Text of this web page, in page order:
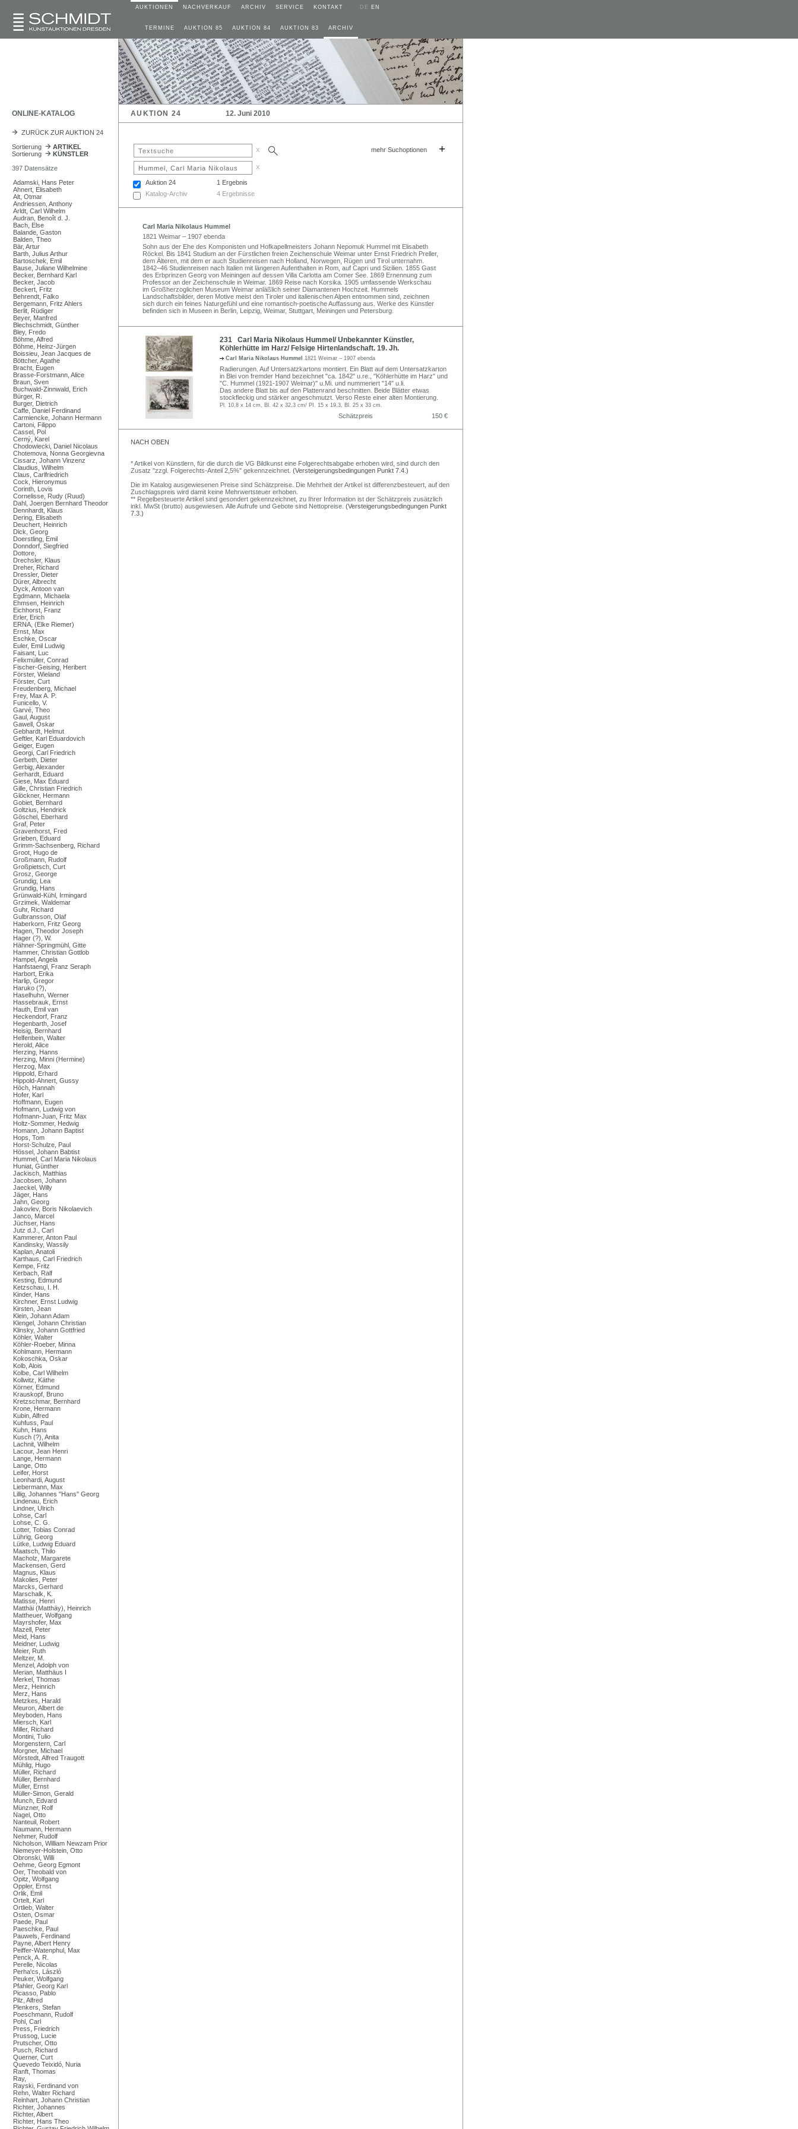
AUKTIONEN NACHVERKAUF ARCHIV SERVICE KONTAKT DE EN
TERMINE AUKTION 85 AUKTION 84 AUKTION 83 ARCHIV
ONLINE-KATALOG AUKTION 24 12. Juni 2010
ZURÜCK ZUR AUKTION 24
Sortierung
ARTIKEL
Sortierung
KÜNSTLER
397 Datensätze
Adamski, Hans Peter
Ahnert, Elisabeth
Alt, Otmar
Andriessen, Anthony
Arldt, Carl Wilhelm
Audran, Benoît d. J.
Bach, Else
Balande, Gaston
Balden, Theo
Bär, Artur
Barth, Julius Arthur
Bartoschek, Emil
Bause, Juliane Wilhelmine
Becker, Bernhard Karl
Becker, Jacob
Beckert, Fritz
Behrendt, Falko
Bergemann, Fritz Ahlers
Berlit, Rüdiger
Beyer, Manfred
Blechschmidt, Günther
Bley, Fredo
Böhme, Alfred
Böhme, Heinz-Jürgen
Boissieu, Jean Jacques de
Böttcher, Agathe
Bracht, Eugen
Brasse-Forstmann, Alice
Braun, Sven
Buchwald-Zinnwald, Erich
Bürger, R.
Burger, Dietrich
Caffe, Daniel Ferdinand
Carmiencke, Johann Hermann
Cartoni, Filippo
Cassel, Pol
Cerný, Karel
Chodowiecki, Daniel Nicolaus
Chotemova, Nonna Georgievna
Cissarz, Johann Vinzenz
Claudius, Wilhelm
Claus, Carlfriedrich
Cock, Hieronymus
Corinth, Lovis
Cornelisse, Rudy (Ruud)
Dahl, Joergen Bernhard Theodor
Dennhardt, Klaus
Dering, Elisabeth
Deuchert, Heinrich
Dick, Georg
Doerstling, Emil
Donndorf, Siegfried
Dottore,
Drechsler, Klaus
Dreher, Richard
Dressler, Dieter
Dürer, Albrecht
Dyck, Antoon van
Egdmann, Michaela
Ehmsen, Heinrich
Eichhorst, Franz
Erler, Erich
ERNA, (Elke Riemer)
Ernst, Max
Eschke, Oscar
Euler, Emil Ludwig
Faisant, Luc
Felixmüller, Conrad
Fischer-Geising, Heribert
Förster, Wieland
Förster, Curt
Freudenberg, Michael
Frey, Max A. P.
Funicello, V.
Garvé, Theo
Gaul, August
Gawell, Oskar
Gebhardt, Helmut
Geftler, Karl Eduardovich
Geiger, Eugen
Georgi, Carl Friedrich
Gerbeth, Dieter
Gerbig, Alexander
Gerhardt, Eduard
Giese, Max Eduard
Gille, Christian Friedrich
Glöckner, Hermann
Gobiet, Bernhard
Goltzius, Hendrick
Göschel, Eberhard
Graf, Peter
Gravenhorst, Fred
Grieben, Eduard
Grimm-Sachsenberg, Richard
Groot, Hugo de
Großmann, Rudolf
Großpietsch, Curt
Grosz, George
Grundig, Lea
Grundig, Hans
Grünwald-Kühl, Irmingard
Grzimek, Waldemar
Guhr, Richard
Gulbransson, Olaf
Haberkorn, Fritz Georg
Hagen, Theodor Joseph
Hager (?), W.
Hähner-Springmühl, Gitte
Hammer, Christian Gottlob
Hampel, Angela
Hanfstaengl, Franz Seraph
Harbort, Erika
Harlip, Gregor
Haruko (?),
Haselhuhn, Werner
Hassebrauk, Ernst
Hauth, Emil van
Heckendorf, Franz
Hegenbarth, Josef
Heisig, Bernhard
Helfenbein, Walter
Herold, Alice
Herzing, Hanns
Herzing, Minni (Hermine)
Herzog, Max
Hippold, Erhard
Hippold-Ahnert, Gussy
Höch, Hannah
Hofer, Karl
Hoffmann, Eugen
Hofmann, Ludwig von
Hofmann-Juan, Fritz Max
Holtz-Sommer, Hedwig
Homann, Johann Baptist
Hops, Tom
Horst-Schulze, Paul
Hössel, Johann Babtist
Hummel, Carl Maria Nikolaus
Huniat, Günther
Jackisch, Matthias
Jacobsen, Johann
Jaeckel, Willy
Jäger, Hans
Jahn, Georg
Jakovlev, Boris Nikolaevich
Janco, Marcel
Jüchser, Hans
Jutz d.J., Carl
Kammerer, Anton Paul
Kandinsky, Wassily
Kaplan, Anatoli
Karthaus, Carl Friedrich
Kempe, Fritz
Kerbach, Ralf
Kesting, Edmund
Ketzschau, I. H.
Kinder, Hans
Kirchner, Ernst Ludwig
Kirsten, Jean
Klein, Johann Adam
Klengel, Johann Christian
Klinsky, Johann Gottfried
Köhler, Walter
Köhler-Roeber, Minna
Kohlmann, Hermann
Kokoschka, Oskar
Kolb, Alois
Kolbe, Carl Wilhelm
Kollwitz, Käthe
Körner, Edmund
Krauskopf, Bruno
Kretzschmar, Bernhard
Krone, Hermann
Kubin, Alfred
Kuhfuss, Paul
Kuhn, Hans
Kusch (?), Anita
Lachnit, Wilhelm
Lacour, Jean Henri
Lange, Hermann
Lange, Otto
Leifer, Horst
Leonhardi, August
Liebermann, Max
Lillig, Johannes "Hans" Georg
Lindenau, Erich
Lindner, Ulrich
Lohse, Carl
Lohse, C. G.
Lotter, Tobias Conrad
Lührig, Georg
Lütke, Ludwig Eduard
Maatsch, Thilo
Macholz, Margarete
Mackensen, Gerd
Magnus, Klaus
Makolies, Peter
Marcks, Gerhard
Marschalk, K.
Matisse, Henri
Matthäi (Matthäy), Heinrich
Mattheuer, Wolfgang
Mayrshofer, Max
Mazell, Peter
Meid, Hans
Meidner, Ludwig
Meier, Ruth
Meltzer, M.
Menzel, Adolph von
Merian, Matthäus I
Merkel, Thomas
Merz, Heinrich
Merz, Hans
Metzkes, Harald
Meuron, Albert de
Meyboden, Hans
Miersch, Karl
Miller, Richard
Montini, Tulio
Morgenstern, Carl
Morgner, Michael
Mörstedt, Alfred Traugott
Mühlig, Hugo
Müller, Richard
Müller, Bernhard
Müller, Ernst
Müller-Simon, Gerald
Munch, Edvard
Münzner, Rolf
Nagel, Otto
Nanteuil, Robert
Naumann, Hermann
Nehmer, Rudolf
Nicholson, William Newzam Prior
Niemeyer-Holstein, Otto
Obronski, Willi
Oehme, Georg Egmont
Oer, Theobald von
Opitz, Wolfgang
Oppler, Ernst
Orlik, Emil
Ortelt, Karl
Ortlieb, Walter
Osten, Osmar
Paede, Paul
Paeschke, Paul
Pauwels, Ferdinand
Payne, Albert Henry
Peiffer-Watenphul, Max
Penck, A. R.
Perelle, Nicolas
Perha'cs, Lászlò
Peuker, Wolfgang
Pfahler, Georg Karl
Picasso, Pablo
Pilz, Alfred
Plenkers, Stefan
Poeschmann, Rudolf
Pohl, Carl
Press, Friedrich
Prussog, Lucie
Prutscher, Otto
Pusch, Richard
Querner, Curt
Quevedo Teixidó, Nuria
Ranft, Thomas
Ray,
Rayski, Ferdinand von
Rehn, Walter Richard
Reinhart, Johann Christian
Richter, Johannes
Richter, Albert
Richter, Hans Theo
x mehr Suchoptionen +
x
Auktion 24
1 Ergebnis
Katalog-Archiv
4 Ergebnisse
Carl Maria Nikolaus Hummel
1821 Weimar – 1907 ebenda
Sohn aus der Ehe des Komponisten und Hofkapellmeisters Johann Nepomuk Hummel mit Elisabeth
Röckel. Bis 1841 Studium an der Fürstlichen freien Zeichenschule Weimar unter Ernst Friedrich Preller,
dem Älteren, mit dem er auch Studienreisen nach Holland, Norwegen, Rügen und Tirol unternahm.
1842–46 Studienreisen nach Italien mit längeren Aufenthalten in Rom, auf Capri und Sizilien. 1855 Gast
des Erbprinzen Georg von Meiningen auf dessen Villa Carlotta am Comer See. 1869 Ernennung zum
Professor an der Zeichenschule in Weimar. 1869 Reise nach Korsika. 1905 umfassende Werkschau
im Großherzoglichen Museum Weimar anläßlich seiner Diamantenen Hochzeit. Hummels
Landschaftsbilder, deren Motive meist den Tiroler und italienischen Alpen entnommen sind, zeichnen
sich durch ein feines Naturgefühl und eine romantisch-poetische Auffassung aus. Werke des Künstler
befinden sich in Museen in Berlin, Leipzig, Weimar, Stuttgart, Meiningen und Petersburg.
231 Carl Maria Nikolaus Hummel/ Unbekannter Künstler,
Köhlerhütte im Harz/ Felsige Hirtenlandschaft. 19. Jh.
Carl Maria Nikolaus Hummel 1821 Weimar – 1907 ebenda
Radierungen. Auf Untersatzkartons montiert. Ein Blatt auf dem Untersatzkarton
in Blei von fremder Hand bezeichnet "ca. 1842" u.re., "Köhlerhütte im Harz" und
"C. Hummel (1921-1907 Weimar)" u.Mi. und nummeriert "14" u.li.
Das andere Blatt bis auf den Plattenrand beschnitten. Beide Blätter etwas
stockfleckig und stärker angeschmutzt. Verso Reste einer alten Montierung.
Pl. 10,8 x 14 cm, Bl. 42 x 32,3 cm/ PI. 15 x 19,3, Bl. 25 x 33 cm.
Schätzpreis 150 €
NACH OBEN
* Artikel von Künstlern, für die durch die VG Bildkunst eine Folgerechtsabgabe erhoben wird, sind durch den
Zusatz "zzgl. Folgerechts-Anteil 2,5%" gekennzeichnet. (Versteigerungsbedingungen Punkt 7.4.)
Die im Katalog ausgewiesenen Preise sind Schätzpreise. Die Mehrheit der Artikel ist differenzbesteuert, auf den
Zuschlagspreis wird damit keine Mehrwertsteuer erhoben.
** Regelbesteuerte Artikel sind gesondert gekennzeichnet, zu Ihrer Information ist der Schätzpreis zusätzlich
inkl. MwSt (brutto) ausgewiesen. Alle Aufrufe und Gebote sind Nettopreise. (Versteigerungsbedingungen Punkt
7.3.)